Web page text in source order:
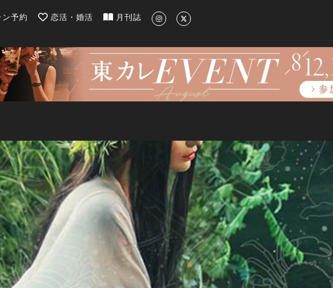
ー | 最新のグルメ、洗練されたライフスタイル情報
ン予約 恋活・婚活 月刊誌